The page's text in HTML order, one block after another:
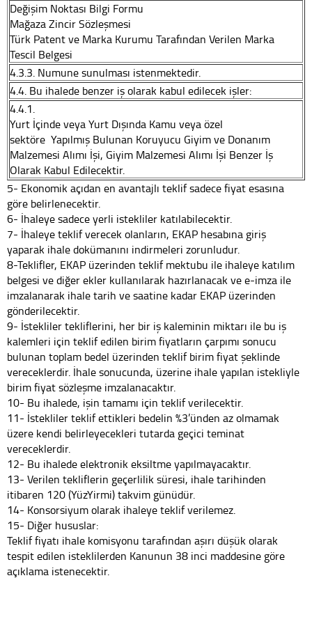
Değişim Noktası Bilgi Formu
Mağaza Zincir Sözleşmesi
Türk Patent ve Marka Kurumu Tarafından Verilen Marka
Tescil Belgesi
4.3.3. Numune sunulması istenmektedir.
4.4. Bu ihalede benzer iş olarak kabul edilecek işler:
4.4.1.
Yurt İçinde veya Yurt Dışında Kamu veya özel
sektöre Yapılmış Bulunan Koruyucu Giyim ve Donanım
Malzemesi Alımı İşi, Giyim Malzemesi Alımı İşi Benzer İş
Olarak Kabul Edilecektir.
5- Ekonomik açıdan en avantajlı teklif sadece fiyat esasına
göre belirlenecektir.
6- İhaleye sadece yerli istekliler katılabilecektir.
7- İhaleye teklif verecek olanların, EKAP hesabına giriş
yaparak ihale dokümanını indirmeleri zorunludur.
8-Teklifler, EKAP üzerinden teklif mektubu ile ihaleye katılım
belgesi ve diğer ekler kullanılarak hazırlanacak ve e-imza ile
imzalanarak ihale tarih ve saatine kadar EKAP üzerinden
gönderilecektir.
9- İstekliler tekliflerini, her bir iş kaleminin miktarı ile bu iş
kalemleri için teklif edilen birim fiyatların çarpımı sonucu
bulunan toplam bedel üzerinden teklif birim fiyat şeklinde
vereceklerdir. İhale sonucunda, üzerine ihale yapılan istekliyle
birim fiyat sözleşme imzalanacaktır.
10- Bu ihalede, işin tamamı için teklif verilecektir.
11- İstekliler teklif ettikleri bedelin %3’ünden az olmamak
üzere kendi belirleyecekleri tutarda geçici teminat
vereceklerdir.
12- Bu ihalede elektronik eksiltme yapılmayacaktır.
13- Verilen tekliflerin geçerlilik süresi, ihale tarihinden
itibaren 120 (YüzYirmi) takvim günüdür.
14- Konsorsiyum olarak ihaleye teklif verilemez.
15- Diğer hususlar:
Teklif fiyatı ihale komisyonu tarafından aşırı düşük olarak
tespit edilen isteklilerden Kanunun 38 inci maddesine göre
açıklama istenecektir.